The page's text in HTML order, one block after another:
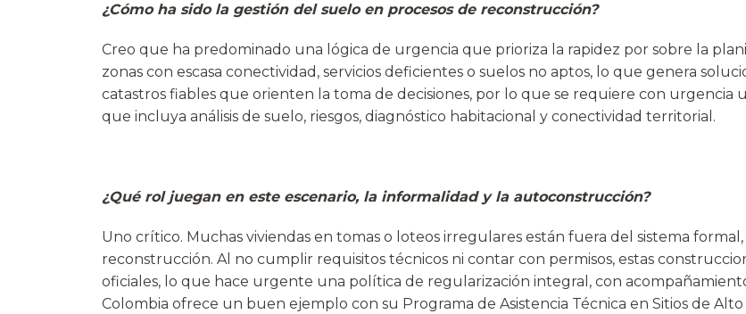
¿Cómo ha sido la gestión del suelo en procesos de reconstrucción?
Creo que ha predominado una lógica de urgencia que prioriza la rapidez por sobre la
zonas con escasa conectividad, servicios deficientes o suelos no aptos, lo que genera
catastros fiables que orienten la toma de decisiones, por lo que se requiere con urgencia
que incluya análisis de suelo, riesgos, diagnóstico habitacional y conectividad territorial.
¿Qué rol juegan en este escenario, la informalidad y la autoconstrucción?
Uno crítico. Muchas viviendas en tomas o loteos irregulares están fuera del sistema
reconstrucción. Al no cumplir requisitos técnicos ni contar con permisos, estas
oficiales, lo que hace urgente una política de regularización integral, con
Colombia ofrece un buen ejemplo con su Programa de Asistencia Técnica en Sitios de Alto